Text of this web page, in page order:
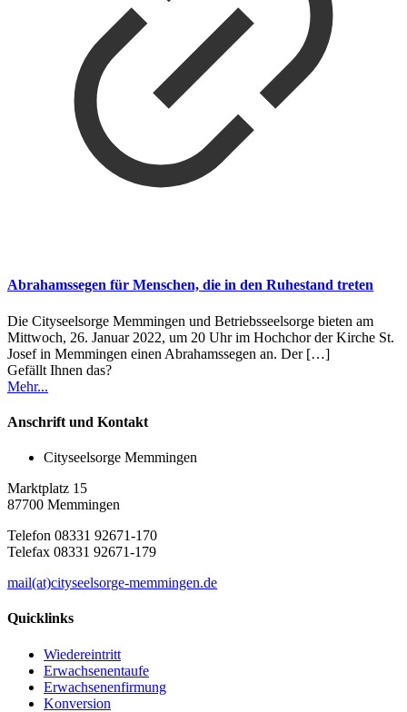
Abrahamssegen für Menschen, die in den Ruhestand treten
Die Cityseelsorge Memmingen und Betriebsseelsorge bieten am
Mittwoch, 26. Januar 2022, um 20 Uhr im Hochchor der Kirche St.
Josef in Memmingen einen Abrahamssegen an. Der[…]
Gefällt Ihnen das?
Mehr...
Anschrift und Kontakt
Cityseelsorge Memmingen
Marktplatz 15
87700 Memmingen
Telefon 08331 92671-170
Telefax 08331 92671-179
mail(at)cityseelsorge-memmingen.de
Quicklinks
Wiedereintritt
Erwachsenentaufe
Erwachsenenfirmung
Konversion